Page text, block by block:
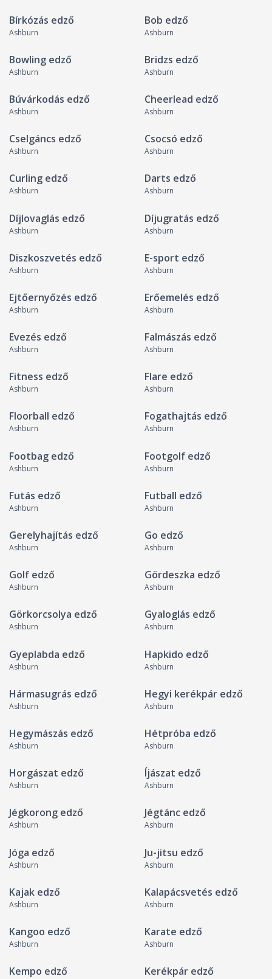
Bírkózás edző
Ashburn
Bob edző
Ashburn
Bowling edző
Ashburn
Bridzs edző
Ashburn
Búvárkodás edző
Ashburn
Cheerlead edző
Ashburn
Cselgáncs edző
Ashburn
Csocsó edző
Ashburn
Curling edző
Ashburn
Darts edző
Ashburn
Díjlovaglás edző
Ashburn
Díjugratás edző
Ashburn
Diszkoszvetés edző
Ashburn
E-sport edző
Ashburn
Ejtőernyőzés edző
Ashburn
Erőemelés edző
Ashburn
Evezés edző
Ashburn
Falmászás edző
Ashburn
Fitness edző
Ashburn
Flare edző
Ashburn
Floorball edző
Ashburn
Fogathajtás edző
Ashburn
Footbag edző
Ashburn
Footgolf edző
Ashburn
Futás edző
Ashburn
Futball edző
Ashburn
Gerelyhajítás edző
Ashburn
Go edző
Ashburn
Golf edző
Ashburn
Gördeszka edző
Ashburn
Görkorcsolya edző
Ashburn
Gyaloglás edző
Ashburn
Gyeplabda edző
Ashburn
Hapkido edző
Ashburn
Hármasugrás edző
Ashburn
Hegyi kerékpár edző
Ashburn
Hegymászás edző
Ashburn
Hétpróba edző
Ashburn
Horgászat edző
Ashburn
Íjászat edző
Ashburn
Jégkorong edző
Ashburn
Jégtánc edző
Ashburn
Jóga edző
Ashburn
Ju-jitsu edző
Ashburn
Kajak edző
Ashburn
Kalapácsvetés edző
Ashburn
Kangoo edző
Ashburn
Karate edző
Ashburn
Kempo edző Kerékpár edző